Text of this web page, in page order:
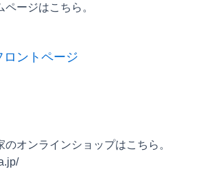
ージはこちら。
ロントページ
のオンラインショップはこちら。